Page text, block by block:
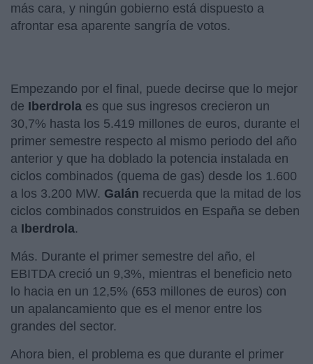
más cara, y ningún gobierno está dispuesto a
afrontar esa aparente sangría de votos.
Empezando por el final, puede decirse que lo mejor
de Iberdrola es que sus ingresos crecieron un
30,7% hasta los 5.419 millones de euros, durante el
primer semestre respecto al mismo periodo del año
anterior y que ha doblado la potencia instalada en
ciclos combinados (quema de gas) desde los 1.600
a los 3.200 MW. Galán recuerda que la mitad de los
ciclos combinados construidos en España se deben
a Iberdrola.
Más. Durante el primer semestre del año, el
EBITDA creció un 9,3%, mientras el beneficio neto
lo hacia en un 12,5% (653 millones de euros) con
un apalancamiento que es el menor entre los
grandes del sector.
Ahora bien, el problema es que durante el primer